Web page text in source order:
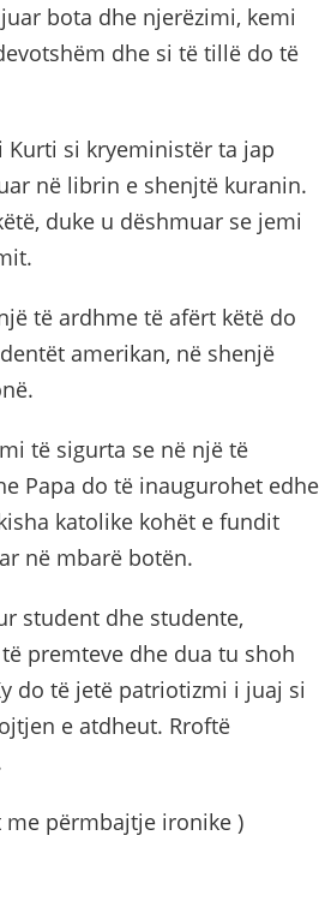
bota dhe njerëzimi, kemi
dhe si të tillë do të
Kurti si kryeministër ta jap
në librin e shenjtë kuranin.
duke u dëshmuar se jemi
të ardhme të afërt këtë do
amerikan, në shenjë
të sigurta se në një të
Papa do të inaugurohet edhe
katolike kohët e fundit
në mbarë botën.
student dhe studente,
premteve dhe dua tu shoh
do të jetë patriotizmi i juaj si
e atdheut. Rroftë
me përmbajtje ironike )